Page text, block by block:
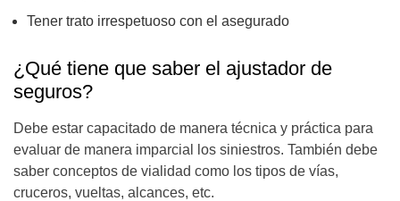
Tener trato irrespetuoso con el asegurado
¿Qué tiene que saber el ajustador de
seguros?
Debe estar capacitado de manera técnica y práctica para
evaluar de manera imparcial los siniestros. También debe
saber conceptos de vialidad como los tipos de vías,
cruceros, vueltas, alcances, etc.